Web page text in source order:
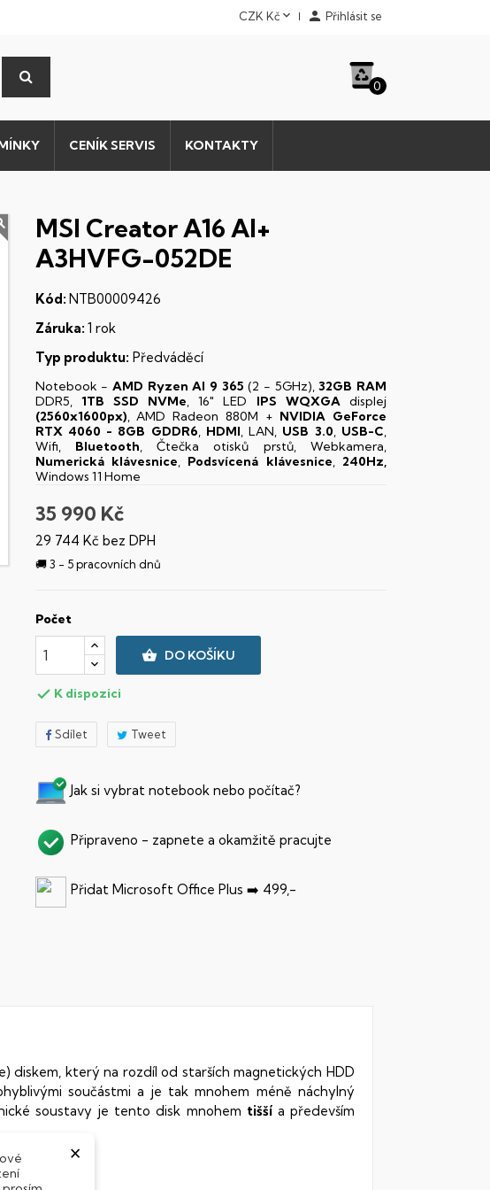
CZK Kč  Přihlásit se
0
CENÍK SERVIS KONTAKTY
MSI Creator A16 AI+
A3HVFG-052DE
Kód: NTB00009426
Záruka: 1 rok
Typ produktu: Předváděcí
Notebook - AMD Ryzen AI 9 365(2 - 5GHz),32GB RAM
DDR5, 1TB SSD NVMe, 16" LED IPS WQXGAdisplej
(2560x1600px), AMD Radeon 880M + NVIDIA GeForce
RTX 4060 - 8GB GDDR6, HDMI, LAN, USB 3.0, USB-C,
Wifi, Bluetooth, Čtečka otisků prstů, Webkamera,
Numerická klávesnice, Podsvícená klávesnice, 240Hz,
Windows 11 Home
35 990 Kč
29 744 Kč bez DPH
🚚 3 - 5 pracovních dnů
Počet
 DO KOŠÍKU
 K dispozici
Sdílet Tweet
Jak si vybrat notebook nebo počítač?
Připraveno - zapnete a okamžitě pracujte
Přidat Microsoft Office Plus ➡️ 499,-
diskem, který na rozdíl od starších magnetických HDD
součástmi a je tak mnohem méně náchylný
soustavy je tento disk mnohem tišší a především
×